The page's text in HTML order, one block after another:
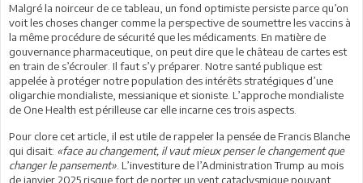
Malgré la noirceur de ce tableau, un fond optimiste persiste parce qu’on
voit les choses changer comme la perspective de soumettre les vaccins à
la même procédure de sécurité que les médicaments. En matière de
gouvernance pharmaceutique, on peut dire que le château de cartes est
en train de s’écrouler. Il faut s’y préparer. Notre santé publique est
appelée à protéger notre population des intérêts stratégiques d’une
oligarchie mondialiste, messianique et sioniste. L’approche mondialiste
de One Health est périlleuse car elle incarne ces trois aspects.
Pour clore cet article, il est utile de rappeler la pensée de Francis Blanche
qui disait: «face au changement, il vaut mieux penser le changement que
changer le pansement» . L’investiture de l’Administration Trump au mois
de janvier 2025 risque fort de porter un vent cataclysmique pouvant